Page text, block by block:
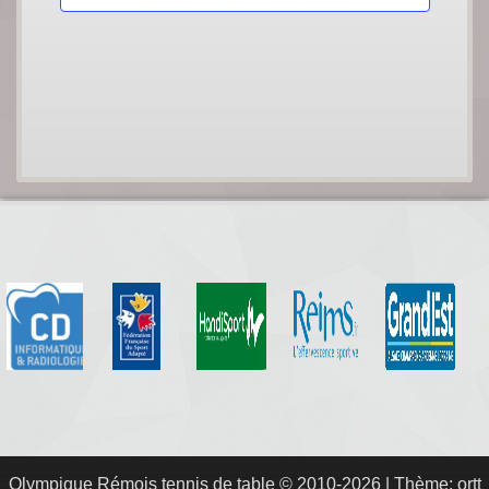
Olympique Rémois tennis de table © 2010-2026 Thème: ortt